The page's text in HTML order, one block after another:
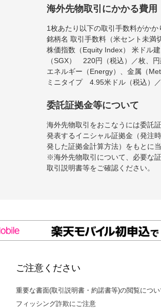
海外先物取引にかかる費用
1枚あたり以下の取引手数料がかか
銘柄名 取引手数料（米セント未満
株価指数（Equity Index） 米ド
（SGX） 220円（税込）／枚、
エネルギー（Energy）、金属（
ミニタイプ 4.95米ドル（税込）
委託証拠金等について
海外先物取引をおこなうには委託
発表するイニシャル証拠金（発注
発した証拠金計算方法）をもとに
※海外先物取引について、必要な
取引説明書等をご確認ください。
ご注意ください
重要な書面(取引説明書・約諾書等)の閲覧につ
フィッシング詐欺にご注意